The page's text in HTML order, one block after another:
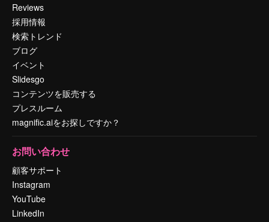
Reviews
採用情報
検索トレンド
ブログ
イベント
Slidesgo
コンテンツを販売する
プレスルーム
magnific.aiをお探しですか？
お問い合わせ
顧客サポート
Instagram
YouTube
LinkedIn